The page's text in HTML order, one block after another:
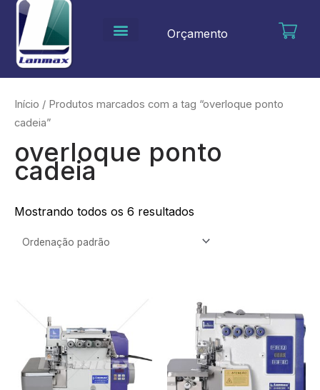
para
conteúdo
Orçamento
Início / Produtos marcados com a tag “overloque ponto
cadeia”
overloque ponto
cadeia
Mostrando todos os 6 resultados